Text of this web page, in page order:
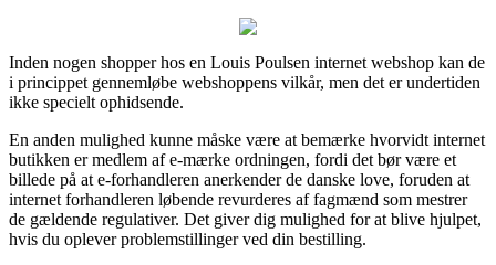
Inden nogen shopper hos en Louis Poulsen internet webshop kan de
i princippet gennemløbe webshoppens vilkår, men det er undertiden
ikke specielt ophidsende.
En anden mulighed kunne måske være at bemærke hvorvidt internet
butikken er medlem af e-mærke ordningen, fordi det bør være et
billede på at e-forhandleren anerkender de danske love, foruden at
internet forhandleren løbende revurderes af fagmænd som mestrer
de gældende regulativer. Det giver dig mulighed for at blive hjulpet,
hvis du oplever problemstillinger ved din bestilling.